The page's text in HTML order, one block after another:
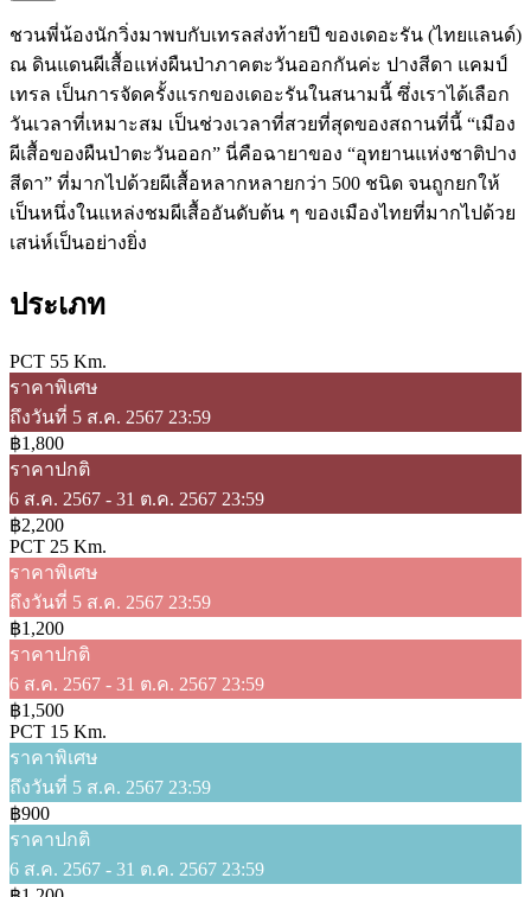
ชวนพี่น้องนักวิ่งมาพบกับเทรลส่งท้ายปี ของเดอะรัน (ไทยแลนด์)
ณ ดินแดนผีเสื้อแห่งผืนป่าภาคตะวันออกกันค่ะ ปางสีดา แคมป์
เทรล เป็นการจัดครั้งแรกของเดอะรันในสนามนี้ ซึ่งเราได้เลือก
วันเวลาที่เหมาะสม เป็นช่วงเวลาที่สวยที่สุดของสถานที่นี้ “เมือง
ผีเสื้อของผืนป่าตะวันออก” นี่คือฉายาของ “อุทยานแห่งชาติปาง
สีดา” ที่มากไปด้วยผีเสื้อหลากหลายกว่า 500 ชนิด จนถูกยกให้
เป็นหนึ่งในแหล่งชมผีเสื้ออันดับต้น ๆ ของเมืองไทยที่มากไปด้วย
เสน่ห์เป็นอย่างยิ่ง
ประเภท
PCT 55 Km.
ราคาพิเศษ
ถึงวันที่ 5 ส.ค. 2567 23:59
฿1,800
ราคาปกติ
6 ส.ค. 2567 - 31 ต.ค. 2567 23:59
฿2,200
PCT 25 Km.
ราคาพิเศษ
ถึงวันที่ 5 ส.ค. 2567 23:59
฿1,200
ราคาปกติ
6 ส.ค. 2567 - 31 ต.ค. 2567 23:59
฿1,500
PCT 15 Km.
ราคาพิเศษ
ถึงวันที่ 5 ส.ค. 2567 23:59
฿900
ราคาปกติ
6 ส.ค. 2567 - 31 ต.ค. 2567 23:59